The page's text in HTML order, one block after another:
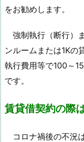
をお勧めします。
強制執行（断行）
ンルームまたは1Kの
執行費用等で100～
です。
賃貸借契約の際
コロナ禍後の不況